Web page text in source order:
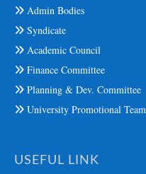
Admin Bodies
Syndicate
Academic Council
Finance Committee
Planning & Dev. Committee
University Promotional Team
USEFUL LINK